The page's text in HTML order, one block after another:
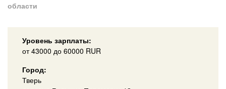
области
Уровень зарплаты:
от43000 до 60000 RUR
Город:
Тверь